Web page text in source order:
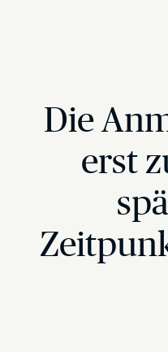
Die
erst